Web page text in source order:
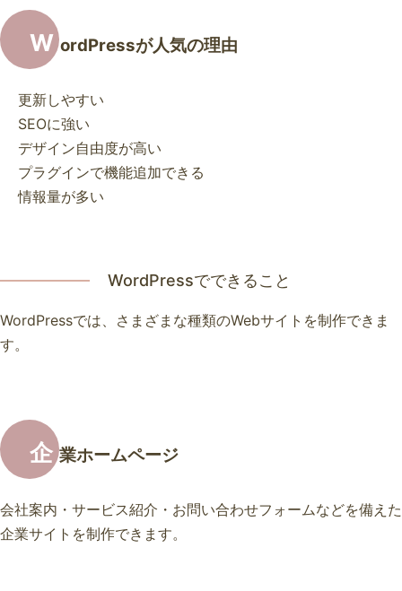
W ordPressが人気の理由
更新しやすい
SEOに強い
デザイン自由度が高い
プラグインで機能追加できる
情報量が多い
WordPressでできること
WordPressでは、さまざまな種類のWebサイトを制作できま
す。
企 業ホームページ
会社案内・サービス紹介・お問い合わせフォームなどを備えた
企業サイトを制作できます。